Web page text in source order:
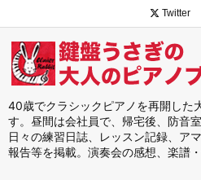
40歳でクラシックピアノを再開した
す。昼間は会社員で、帰宅後、防音
日々の練習日誌、レッスン記録、ア
報告等を掲載。演奏会の感想、楽譜
Twitter